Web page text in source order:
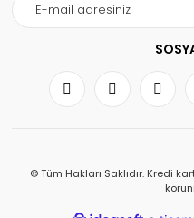
© Tüm Hakları Saklıdır. Kredi